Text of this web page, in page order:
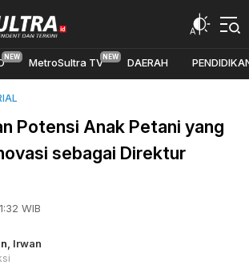
MetroSultra TV DAERAH
Potensi Anak Petani yang
sebagai Direktur
WIB
Irwan